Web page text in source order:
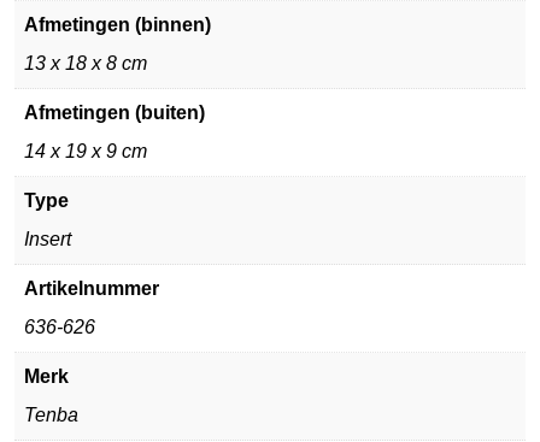
Afmetingen (binnen)
13 x 18 x 8 cm
Afmetingen (buiten)
14 x 19 x 9 cm
Type
Insert
Artikelnummer
636-626
Merk
Tenba